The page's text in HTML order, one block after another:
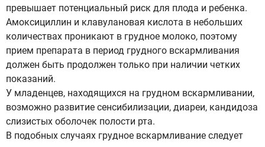
превышает потенциальный риск для плода и ребенка.
Амоксициллин и клавулановая кислота в небольших
количествах проникают в грудное молоко, поэтому
прием препарата в период грудного вскармливания
должен быть продолжен только при наличии четких
показаний.
У младенцев, находящихся на грудном вскармливании,
возможно развитие сенсибилизации, диареи, кандидоза
слизистых оболочек полости рта.
В подобных случаях грудное вскармливание следует